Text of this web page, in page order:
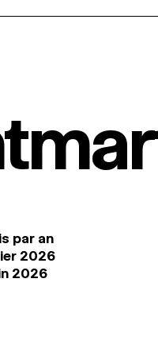
par an
2026
2026